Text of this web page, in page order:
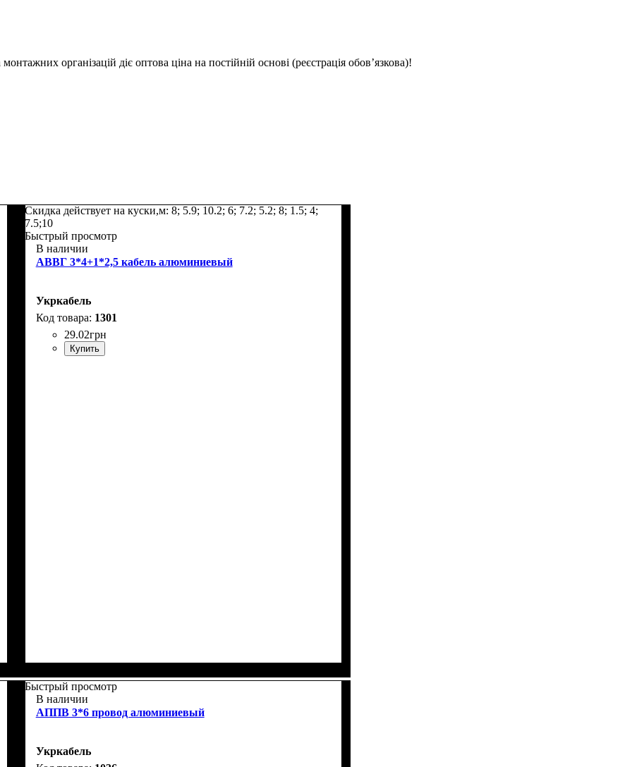
організацій діє оптова ціна на постійній основі (реєстрація обов’язкова)!
Скидка действует на куски,м: 8; 5.9; 10.2; 6; 7.2; 5.2; 8; 1.5; 4;
7.5;10
Быстрый просмотр
В наличии
АВВГ 3*4+1*2,5 кабель алюминиевый
Укркабель
1301
29.02грн
Купить
Быстрый просмотр
В наличии
АППВ 3*6 провод алюминиевый
Укркабель